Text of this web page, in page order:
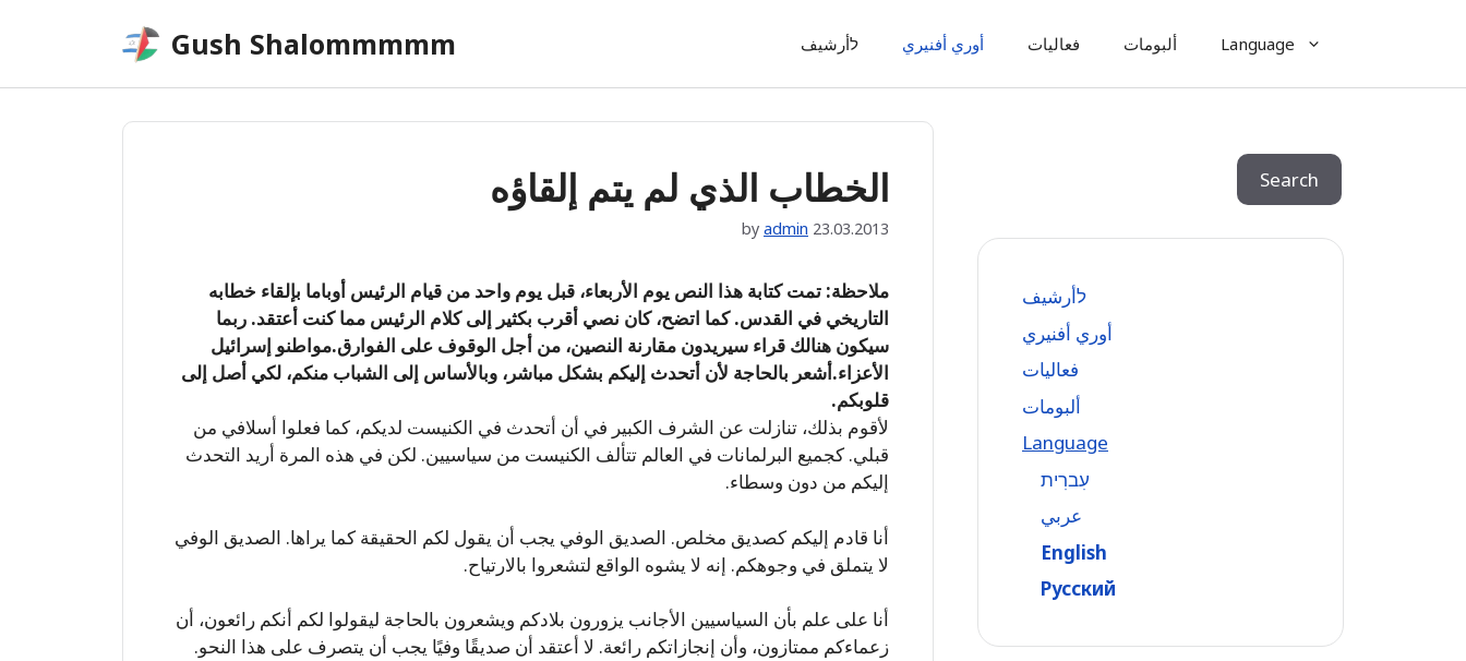
Gush Shalommmmm לأرشيف أوري أفنيري فعاليات ألبومات Language
الخطاب الذي لم يتم إلقاؤه
23.03.2013
by admin
ملاحظة: تمت كتابة هذا النص يوم الأربعاء، قبل يوم واحد من قيام الرئيس أوباما بإلقاء خطابه
التاريخي في القدس. كما اتضح، كان نصي أقرب بكثير إلى كلام الرئيس مما كنت أعتقد. ربما
سيكون هنالك قراء سيريدون مقارنة النصين، من أجل الوقوف على الفوارق.مواطنو إسرائيل
الأعزاء.أشعر بالحاجة لأن أتحدث إليكم بشكل مباشر، وبالأساس إلى الشباب منكم، لكي أصل إلى
قلوبكم.
لأقوم بذلك، تنازلت عن الشرف الكبير في أن أتحدث في الكنيست لديكم، كما فعلوا أسلافي من
قبلي. كجميع البرلمانات في العالم تتألف الكنيست من سياسيين. لكن في هذه المرة أريد التحدث
إليكم من دون وسطاء.
أنا قادم إليكم كصديق مخلص. الصديق الوفي يجب أن يقول لكم الحقيقة كما يراها. الصديق الوفي
لا يتملق في وجوهكم. إنه لا يشوه الواقع لتشعروا بالارتياح.
أنا على علم بأن السياسيين الأجانب يزورون بلادكم ويشعرون بالحاجة ليقولوا لكم أنكم رائعون، أن
زعماءكم ممتازون، وأن إنجازاتكم رائعة. لا أعتقد أن صديقًا وفيًا يجب أن يتصرف على هذا النحو.
Search
לأرشيف
أوري أفنيري
فعاليات
ألبومات
Language
עִברִית
عربي
English
Русский